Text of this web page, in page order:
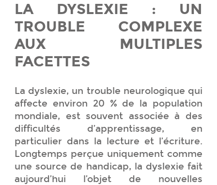
LA DYSLEXIE : UN
TROUBLE COMPLEXE
AUX MULTIPLES
FACETTES
La dyslexie, un trouble neurologique qui
affecte environ 20 % de la population
mondiale, est souvent associée à des
difficultés d’apprentissage, en
particulier dans la lecture et l’écriture.
Longtemps perçue uniquement comme
une source de handicap, la dyslexie fait
aujourd’hui l’objet de nouvelles